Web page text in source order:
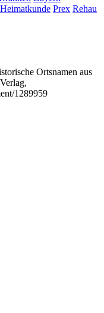
Heimatkunde Prex Rehau
Ortsnamen aus
1289959